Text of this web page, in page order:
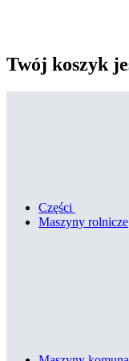
Twój koszyk
Części
Maszyny rolnicze